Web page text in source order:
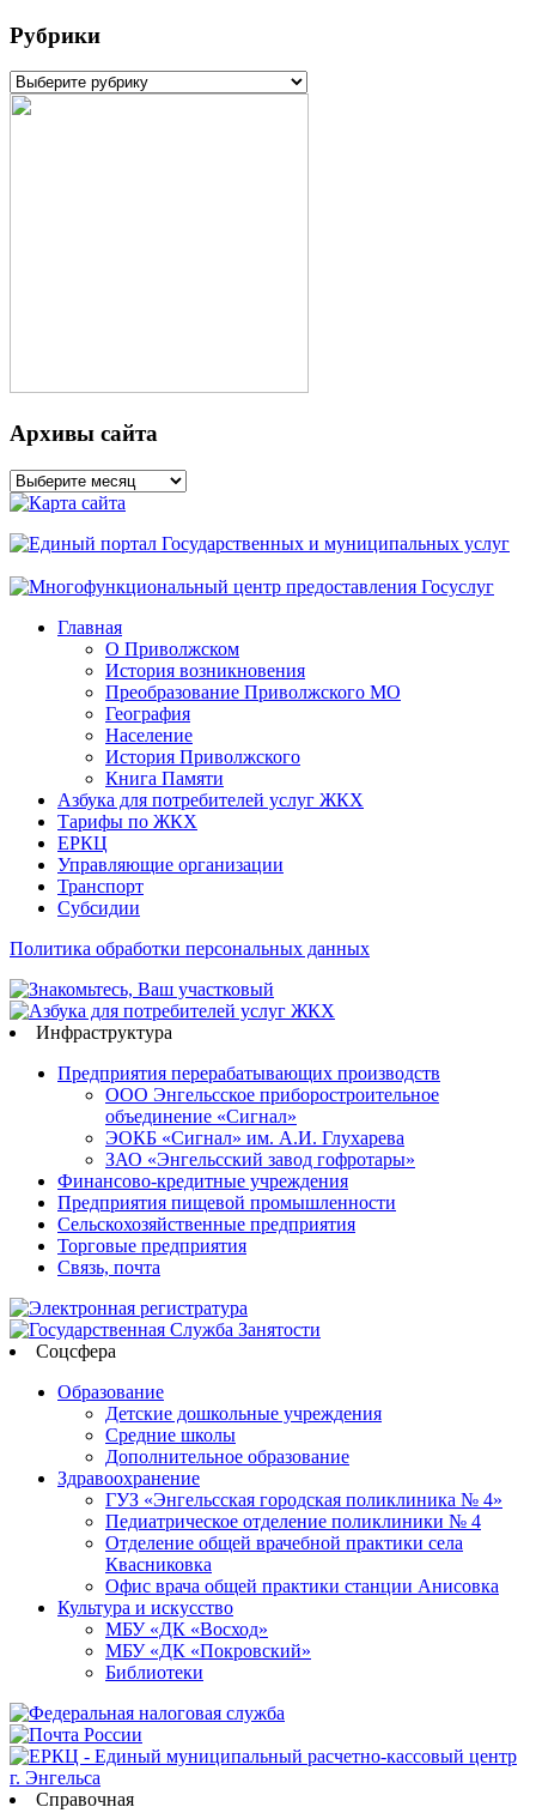
Рубрики
Рубрики
Архивы сайта
Архивы
сайта
Главная
О Приволжском
История возникновения
Преобразование Приволжского МО
География
Население
История Приволжского
Книга Памяти
Азбука для потребителей услуг ЖКХ
Тарифы по ЖКХ
ЕРКЦ
Управляющие организации
Транспорт
Субсидии
Политика обработки персональных данных
Инфраструктура
Предприятия перерабатывающих производств
ООО Энгельсское приборостроительное
объединение «Сигнал»
ЭОКБ «Сигнал» им. А.И. Глухарева
ЗАО «Энгельсский завод гофротары»
Финансово-кредитные учреждения
Предприятия пищевой промышленности
Сельскохозяйственные предприятия
Торговые предприятия
Связь, почта
Соцсфера
Образование
Детские дошкольные учреждения
Средние школы
Дополнительное образование
Здравоохранение
ГУЗ «Энгельсская городская поликлиника № 4»
Педиатрическое отделение поликлиники № 4
Отделение общей врачебной практики села
Квасниковка
Офис врача общей практики станции Анисовка
Культура и искусство
МБУ «ДК «Восход»
МБУ «ДК «Покровский»
Библиотеки
Справочная